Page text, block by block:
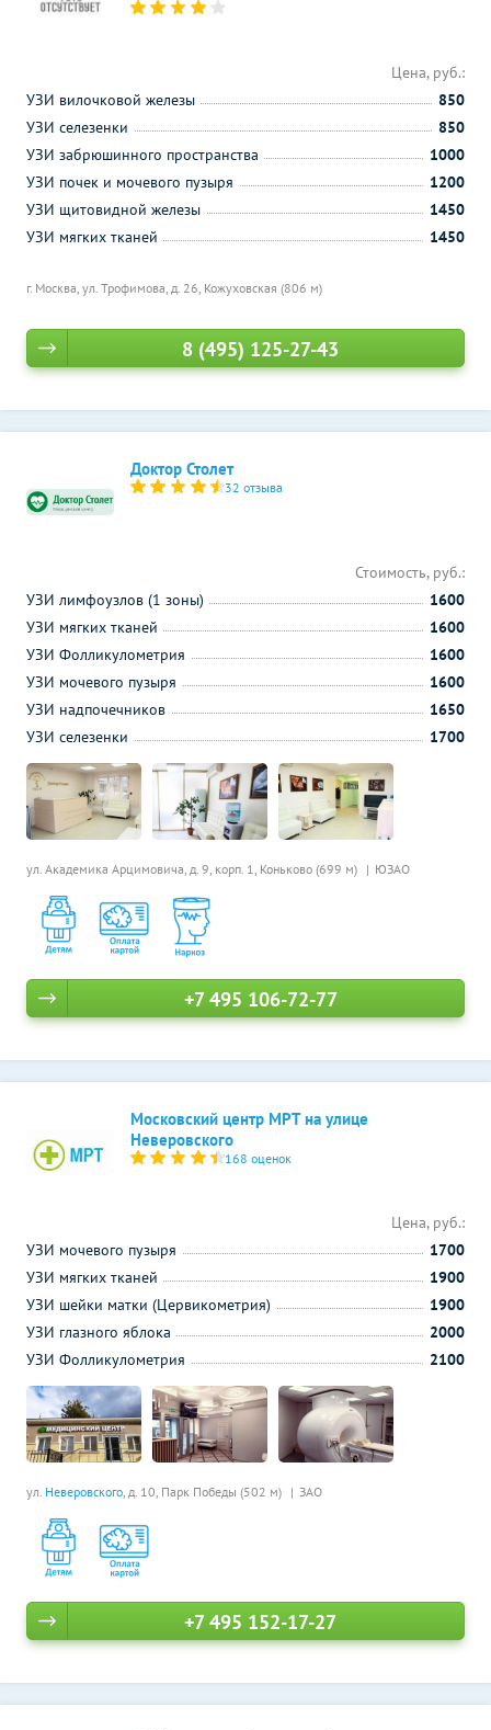
г. Москва, ул. Трофимова, д. 26, Кожуховская (806 м)
Цена, руб.:
УЗИ вилочковой железы
850
УЗИ селезенки
850
УЗИ забрюшинного пространства
1000
УЗИ почек и мочевого пузыря
1200
УЗИ щитовидной железы
1450
УЗИ мягких тканей
1450
8 (495) 125-27-43
Доктор Столет
32 отзыва
ул. Академика Арцимовича, д. 9, корп. 1, Коньково (699 м) ЮЗАО
Стоимость, руб.:
УЗИ лимфоузлов (1 зоны)
1600
УЗИ мягких тканей
1600
УЗИ Фолликулометрия
1600
УЗИ мочевого пузыря
1600
УЗИ надпочечников
1650
УЗИ селезенки
1700
+7 495 106-72-77
Московский центр МРТ на улице
Неверовского
168 оценок
ул. Неверовского, д. 10, Парк Победы (502 м) ЗАО
Цена, руб.:
УЗИ мочевого пузыря
1700
УЗИ мягких тканей
1900
УЗИ шейки матки (Цервикометрия)
1900
УЗИ глазного яблока
2000
УЗИ Фолликулометрия
2100
+7 495 152-17-27